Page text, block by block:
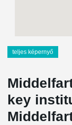
teljes képernyő
key